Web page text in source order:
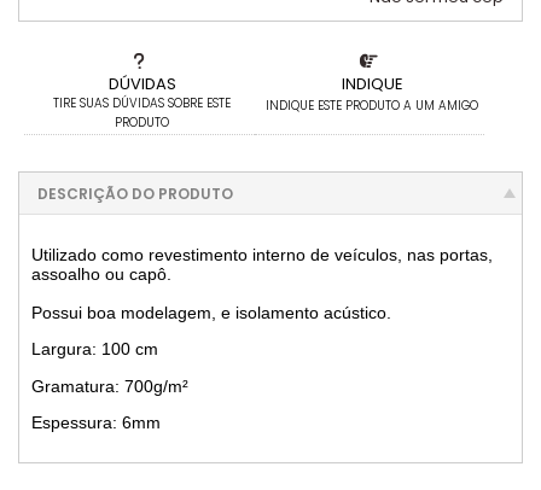
DÚVIDAS
TIRE SUAS DÚVIDAS SOBRE ESTE
PRODUTO
INDIQUE
INDIQUE ESTE PRODUTO A UM AMIGO
DESCRIÇÃO DO PRODUTO
Utilizado como revestimento interno de veículos, nas portas,
assoalho ou capô.
Possui boa modelagem, e isolamento acústico.
Largura: 100 cm
Gramatura: 700g/m²
Espessura: 6mm